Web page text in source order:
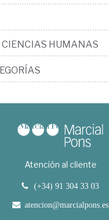
CIENCIAS HUMANAS
Atención al cliente
(+34) 91 304 33 03
atencion@marcialpons.es